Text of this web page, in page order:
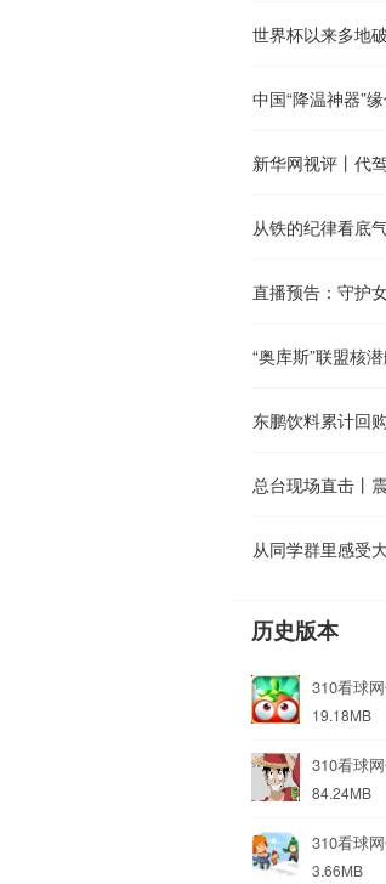
中国“降温神器”
新华网视评丨代
从铁的纪律看底
直播预告：守护
“奥库斯”联盟核
东鹏饮料累计回
总台现场直击丨
从同学群里感受
历史版本
310看球
19.18MB
310看球
84.24MB
310看球
3.66MB